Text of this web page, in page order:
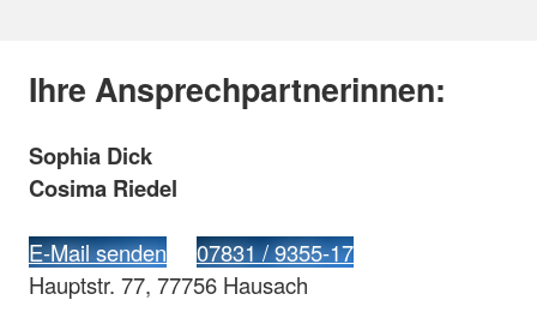
Ihre Ansprechpartnerinnen:
Sophia Dick
Cosima Riedel
E-Mail senden
07831 / 9355-17
Hauptstr. 77, 77756 Hausach